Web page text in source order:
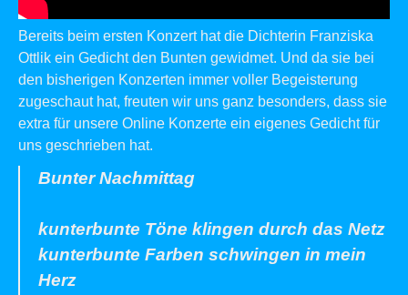
Bereits beim ersten Konzert hat die Dichterin Franziska
Ottlik ein Gedicht den Bunten gewidmet. Und da sie bei
den bisherigen Konzerten immer voller Begeisterung
zugeschaut hat, freuten wir uns ganz besonders, dass sie
extra für unsere Online Konzerte ein eigenes Gedicht für
uns geschrieben hat.
Bunter Nachmittag
kunterbunte Töne klingen durch das Netz
kunterbunte Farben schwingen in mein
Herz